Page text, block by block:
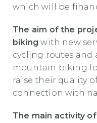
which will be
The aim of the
biking with new
cycling routes and
mountain biking
raise their quality
connection with
The main activity